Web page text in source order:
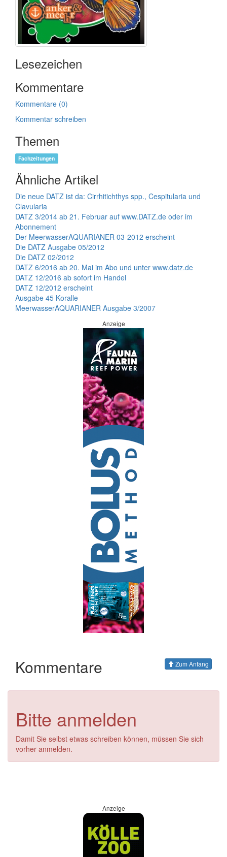
Lesezeichen
Kommentare
Kommentare (0)
Kommentar schreiben
Themen
Fachzeitungen
Ähnliche Artikel
Die neue DATZ ist da: Cirrhitichthys spp., Cespitularia und
Clavularia
DATZ 3/2014 ab 21. Februar auf www.DATZ.de oder im
Abonnement
Der MeerwasserAQUARIANER 03-2012 erscheint
Die DATZ Ausgabe 05/2012
Die DATZ 02/2012
DATZ 6/2016 ab 20. Mai im Abo und unter www.datz.de
DATZ 12/2016 ab sofort im Handel
DATZ 12/2012 erscheint
Ausgabe 45 Koralle
MeerwasserAQUARIANER Ausgabe 3/2007
Anzeige
Kommentare Zum Anfang
Bitte anmelden
Damit Sie selbst etwas schreiben können, müssen Sie sich
vorher anmelden.
Anzeige